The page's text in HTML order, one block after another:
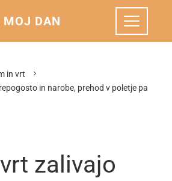
MOJ DAN
in vrt
in narobe, prehod v poletje pa
zalivajo